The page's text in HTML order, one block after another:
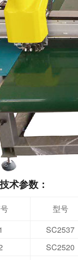
术参数：
型号
SC2537
SC2520